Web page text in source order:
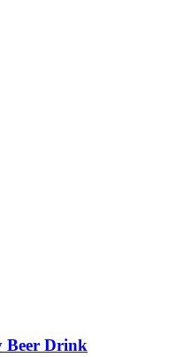
Beer Drink